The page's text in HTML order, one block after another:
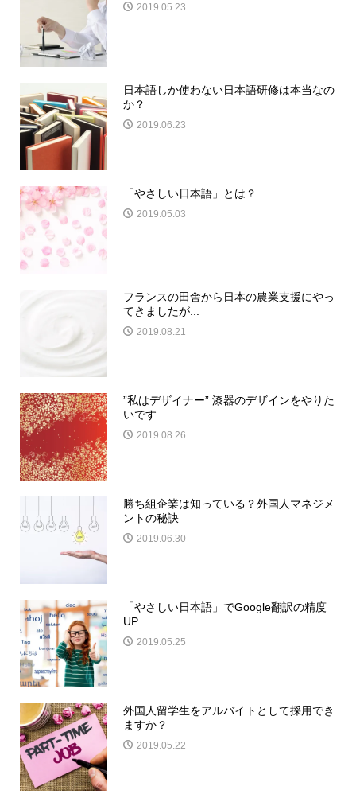
2019.05.23
日本語しか使わない日本語研修は本当なの
か？
2019.06.23
「やさしい日本語」とは？
2019.05.03
フランスの田舎から日本の農業支援にやっ
てきましたが...
2019.08.21
”私はデザイナー” 漆器のデザインをやりた
いです
2019.08.26
勝ち組企業は知っている？外国人マネジメ
ントの秘訣
2019.06.30
「やさしい日本語」でGoogle翻訳の精度
UP
2019.05.25
外国人留学生をアルバイトとして採用でき
ますか？
2019.05.22